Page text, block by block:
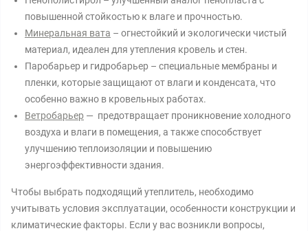
повышенной стойкостью к влаге и прочностью.
Минеральная вата – огнестойкий и экологически чистый
материал, идеален для утепления кровель и стен.
Паробарьер и гидробарьер – специальные мембраны и
пленки, которые защищают от влаги и конденсата, что
особенно важно в кровельных работах.
Ветробарьер — предотвращает проникновение холодного
воздуха и влаги в помещения, а также способствует
улучшению теплоизоляции и повышению
энергоэффективности здания.
Чтобы выбрать подходящий утеплитель, необходимо
учитывать условия эксплуатации, особенности конструкции и
климатические факторы. Если у вас возникли вопросы,